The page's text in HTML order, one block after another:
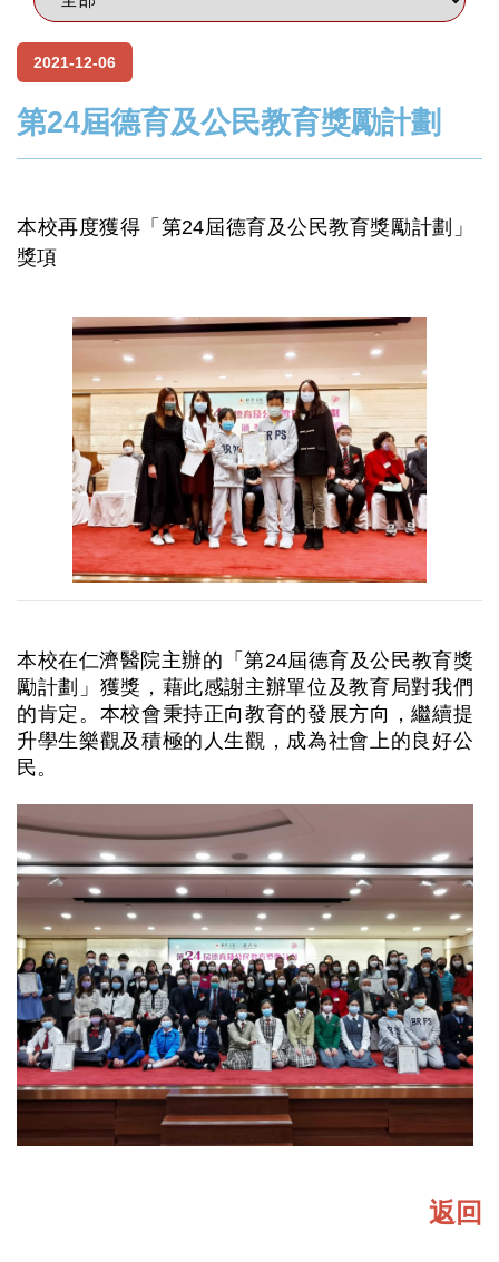
2021-12-06
第24屆德育及公民教育獎勵計劃
本校再度獲得「第24屆德育及公民教育獎勵計劃」
獎項
本校在仁濟醫院主辦的「第24屆德育及公民教育獎
勵計劃」獲獎，藉此感謝主辦單位及教育局對我們
的肯定。本校會秉持正向教育的發展方向，繼續提
升學生樂觀及積極的人生觀，成為社會上的良好公
民。
返回